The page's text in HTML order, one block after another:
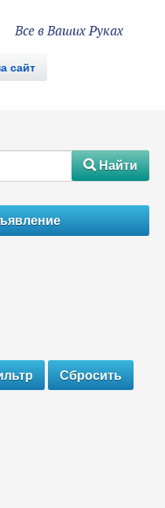
Все в Ваших Руках
сайт
#Найти